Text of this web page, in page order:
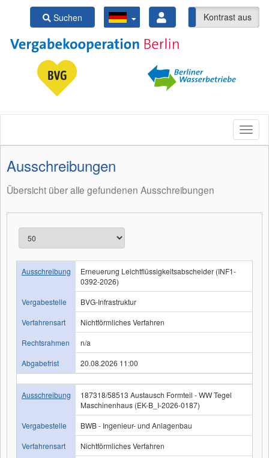
Suchen Kontrast ein Kontrast aus
Ausschreibungen
Übersicht über alle gefundenen Ausschreibungen
Ausschreibung
Erneuerung Leichtflüssigkeitsabscheider (INF1-
0392-2026)
Vergabestelle
BVG-Infrastruktur
Verfahrensart
Nichtförmliches Verfahren
Rechtsrahmen
n/a
Abgabefrist
20.08.2026 11:00
Ausschreibung
187318/58513 Austausch Formteil - WW Tegel
Maschinenhaus (EK-B_I-2026-0187)
Vergabestelle
BWB - Ingenieur- und Anlagenbau
Verfahrensart
Nichtförmliches Verfahren